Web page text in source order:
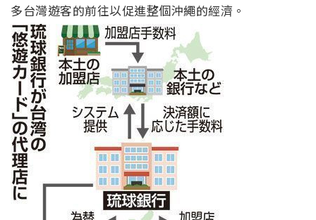
多台灣遊客的前往以促進整個沖繩的經濟。